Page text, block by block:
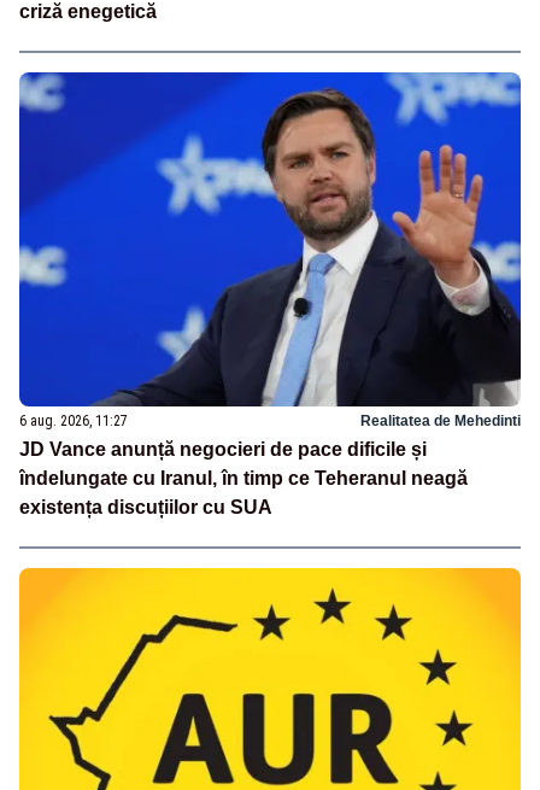
criză enegetică
6 aug. 2026, 11:27 Realitatea de Mehedinti
JD Vance anunță negocieri de pace dificile și
îndelungate cu Iranul, în timp ce Teheranul neagă
existența discuțiilor cu SUA